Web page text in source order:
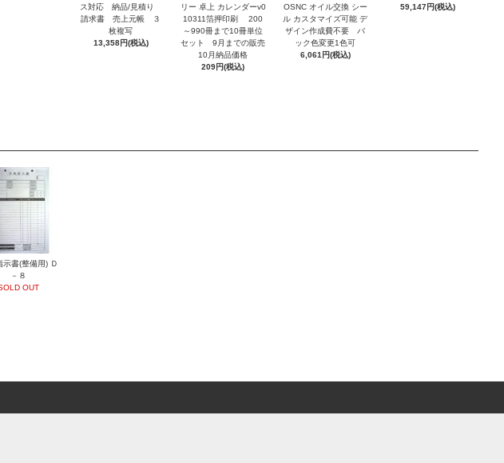
ス対応 納品/見積り
請求書 売上元帳 ３
枚複写
13,358円(税込)
リー 卓上 カレンダーv0
10311箔押印刷 200
～990冊まで10冊単位
セット 9月までの販売
10月納品価格
209円(税込)
OSNC オイル交換 シー
ル カスタマイズ可能 デ
ザイン作成費不要 バ
ック色変更1色可
6,061円(税込)
59,147円(税込)
示書(整備用) Ｄ
－８
OUT